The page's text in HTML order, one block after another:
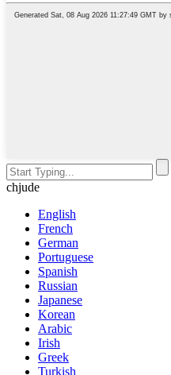
chjude
English
French
German
Portuguese
Spanish
Russian
Japanese
Korean
Arabic
Irish
Greek
Turkish